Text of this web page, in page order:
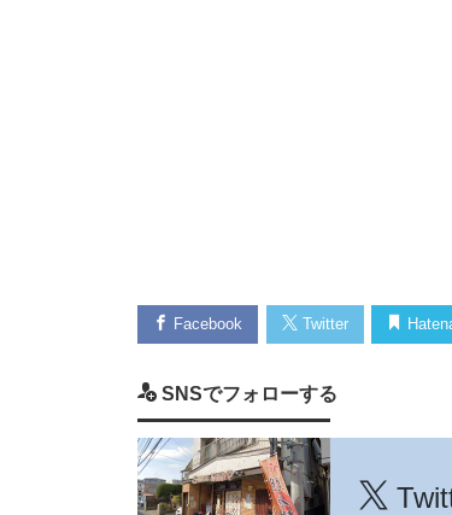
Facebook Twitter
SNSでフォローする